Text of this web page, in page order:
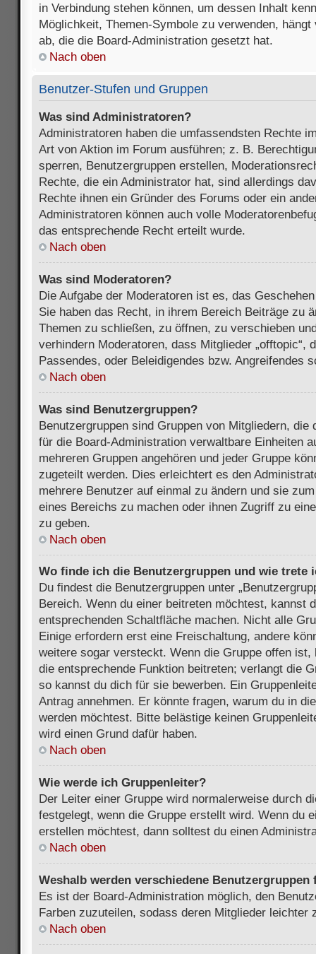
in Verbindung stehen können, um dessen Inhalt
Möglichkeit, Themen-Symbole zu verwenden,
ab, die die Board-Administration gesetzt hat.
Nach oben
Benutzer-Stufen und Gruppen
Was sind Administratoren?
Administratoren haben die umfassendsten Rechte
Art von Aktion im Forum ausführen; z. B.
sperren, Benutzergruppen erstellen,
Rechte, die ein Administrator hat, sind allerdings
Rechte ihnen ein Gründer des Forums oder ein
Administratoren können auch volle
das entsprechende Recht erteilt wurde.
Nach oben
Was sind Moderatoren?
Die Aufgabe der Moderatoren ist es, das
Sie haben das Recht, in ihrem Bereich Beiträge zu
Themen zu schließen, zu öffnen, zu verschieben
verhindern Moderatoren, dass Mitglieder „offtopic“,
Passendes, oder Beleidigendes bzw. Angreifendes
Nach oben
Was sind Benutzergruppen?
Benutzergruppen sind Gruppen von Mitgliedern, die
für die Board-Administration verwaltbare Einheiten
mehreren Gruppen angehören und jeder Gruppe
zugeteilt werden. Dies erleichtert es den
mehrere Benutzer auf einmal zu ändern und sie
eines Bereichs zu machen oder ihnen Zugriff zu
zu geben.
Nach oben
Wo finde ich die Benutzergruppen und wie trete
Du findest die Benutzergruppen unter
Bereich. Wenn du einer beitreten möchtest, kannst
entsprechenden Schaltfläche machen. Nicht alle
Einige erfordern erst eine Freischaltung, andere
weitere sogar versteckt. Wenn die Gruppe offen
die entsprechende Funktion beitreten; verlangt die
so kannst du dich für sie bewerben. Ein
Antrag annehmen. Er könnte fragen, warum du in
werden möchtest. Bitte belästige keinen
wird einen Grund dafür haben.
Nach oben
Wie werde ich Gruppenleiter?
Der Leiter einer Gruppe wird normalerweise durch
festgelegt, wenn die Gruppe erstellt wird. Wenn du
erstellen möchtest, dann solltest du einen
Nach oben
Weshalb werden verschiedene
Es ist der Board-Administration möglich, den
Farben zuzuteilen, sodass deren Mitglieder leichter
Nach oben